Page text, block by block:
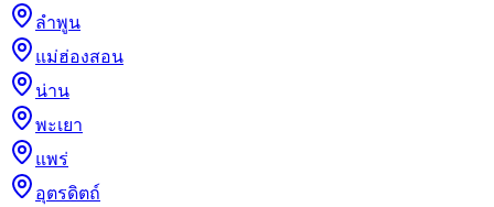
ลำพูน
แม่ฮ่องสอน
น่าน
พะเยา
แพร่
อุตรดิตถ์